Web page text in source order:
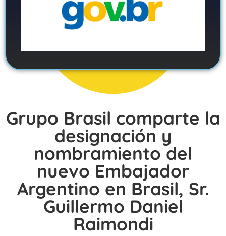
Grupo Brasil comparte la
designación y
nombramiento del
nuevo Embajador
Argentino en Brasil, Sr.
Guillermo Daniel
Raimondi